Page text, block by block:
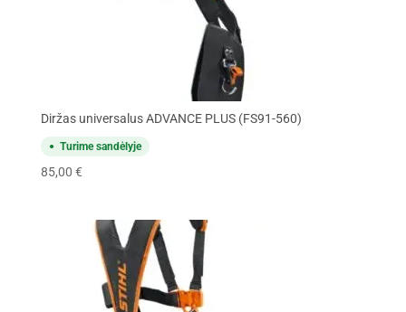
Diržas universalus ADVANCE PLUS (FS91-560)
Turime sandėlyje
85,00 €